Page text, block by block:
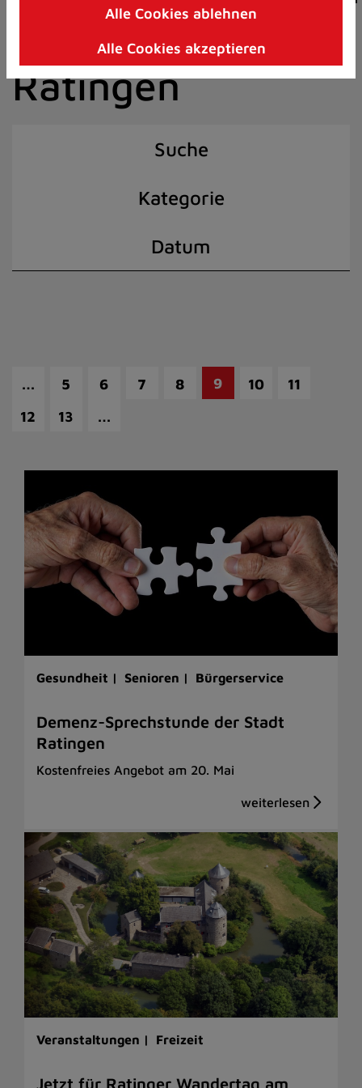
I)
der Stadt
Ratingen
Suche
Kategorie
Datum
… 5 6 7 8 9 10
11
12
13 …
Gesundheit | Senioren | Bürgerservice
Demenz-Sprechstunde der Stadt
Ratingen
Kostenfreies Angebot am 20. Mai
Veranstaltungen | Freizeit
Jetzt für Ratinger Wandertag am
Alle Cookies ablehnen
Alle Cookies akzeptieren